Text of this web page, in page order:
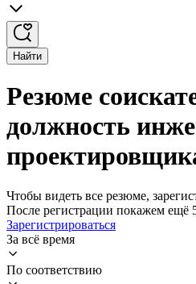
Найти
Резюме
должность
Чтобы видеть все резюме,
После регистрации покажем ещё
Зарегистрироваться
За всё время
По соответствию